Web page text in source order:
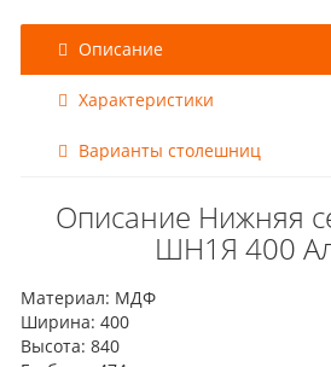
Описание
Характеристики
Варианты столешниц
Описание Нижняя
ШН1Я 400
Материал: МДФ
Ширина: 400
Высота: 840